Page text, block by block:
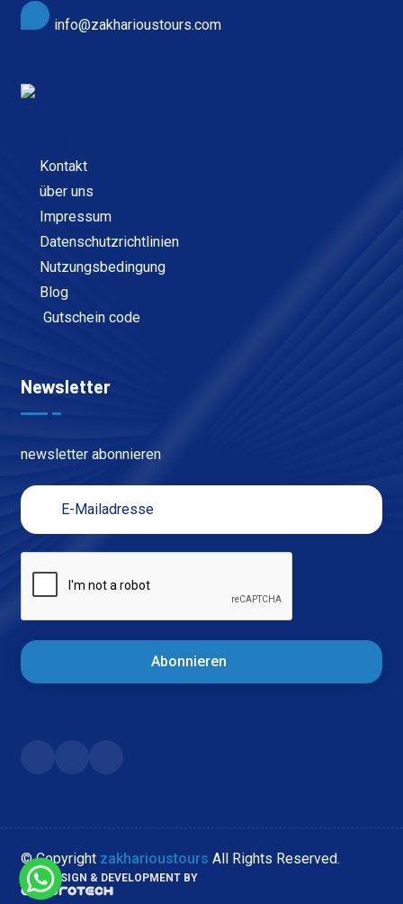
info@zakharioustours.com
Kontakt
über uns
Impressum
Datenschutzrichtlinien
Nutzungsbedingung
Blog
Gutschein code
Newsletter
newsletter abonnieren
Abonnieren
© Copyright zakharioustours All Rights Reserved.
WEB DESIGN & DEVELOPMENT BY